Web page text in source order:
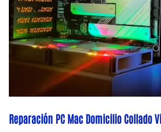
Reparación PC Mac Domicilio Collado